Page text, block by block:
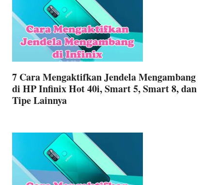
7 Cara Mengaktifkan Jendela Mengambang
di HP Infinix Hot 40i, Smart 5, Smart 8, dan
Tipe Lainnya